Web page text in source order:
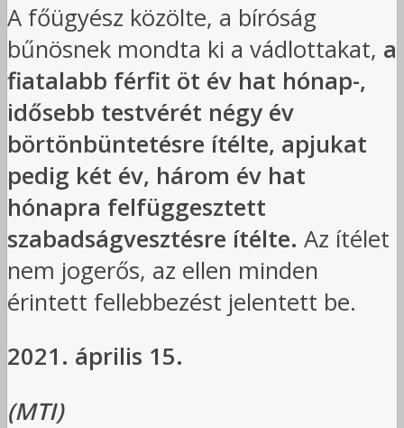
A főügyész közölte, a bíróság
bűnösnek mondta ki a vádlottakat, a
fiatalabb férfit öt év hat hónap-,
idősebb testvérét négy év
börtönbüntetésre ítélte, apjukat
pedig két év, három év hat
hónapra felfüggesztett
szabadságvesztésre ítélte. Az ítélet
nem jogerős, az ellen minden
érintett fellebbezést jelentett be.
2021. április 15.
(MTI)